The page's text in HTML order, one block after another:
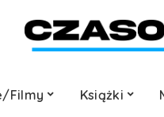
Filmy Książki